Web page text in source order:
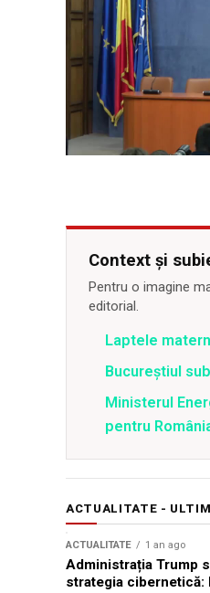
Context și
Pentru o imagine
editorial.
Laptele
Bucureștiul
Ministerul
pentru
ACTUALITATE -
ACTUALITATE 1 an ago
Administrația Trump
strategia cibernetică: